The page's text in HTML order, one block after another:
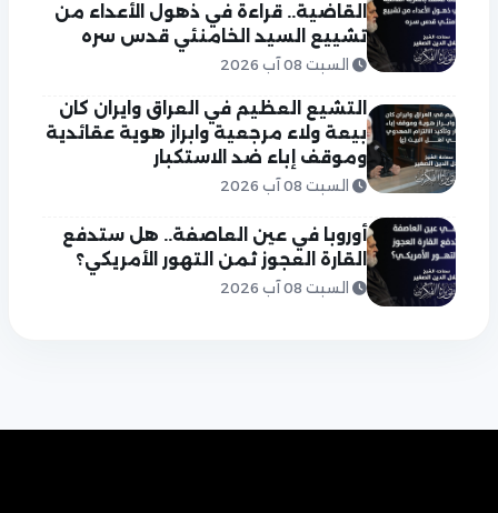
القاضية.. قراءة في ذهول الأعداء من
تشييع السيد الخامنئي قدس سره
السبت 08 آب 2026
التشيع العظيم في العراق وايران كان
بيعة ولاء مرجعية وابراز هوية عقائدية
وموقف إباء ضد الاستكبار
السبت 08 آب 2026
أوروبا في عين العاصفة.. هل ستدفع
القارة العجوز ثمن التهور الأمريكي؟
السبت 08 آب 2026